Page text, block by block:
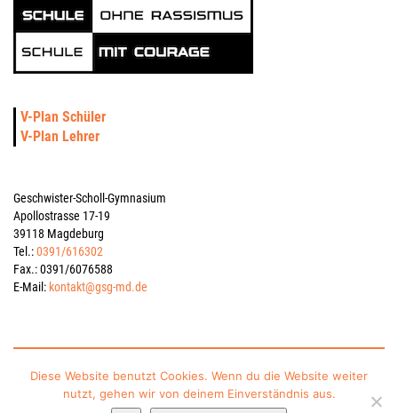
V-Plan Schüler
V-Plan Lehrer
Geschwister-Scholl-Gymnasium
Apollostrasse 17-19
39118 Magdeburg
Tel.:0391/616302
Fax.: 0391/6076588
E-Mail: kontakt@gsg-md.de
gesponsert vom Schulverein Gymnasium „Geschwister-Scholl“ Magdeburg e.V.
Diese Website benutzt Cookies. Wenn du die Website weiter
nutzt, gehen wir von deinem Einverständnis aus.